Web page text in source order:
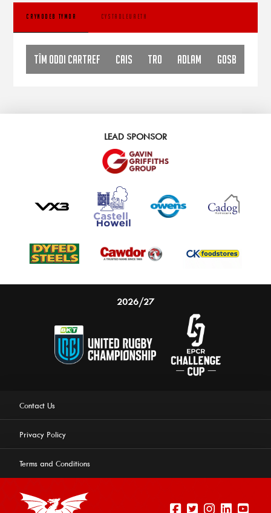
CRYNODEB TYMOR CYSTADLEUAETH
Tîm Oddi Cartref CAIS TRO ADLAM GOSB
LEAD SPONSOR
2026/27
Contact Us
Privacy Policy
Terms and Conditions